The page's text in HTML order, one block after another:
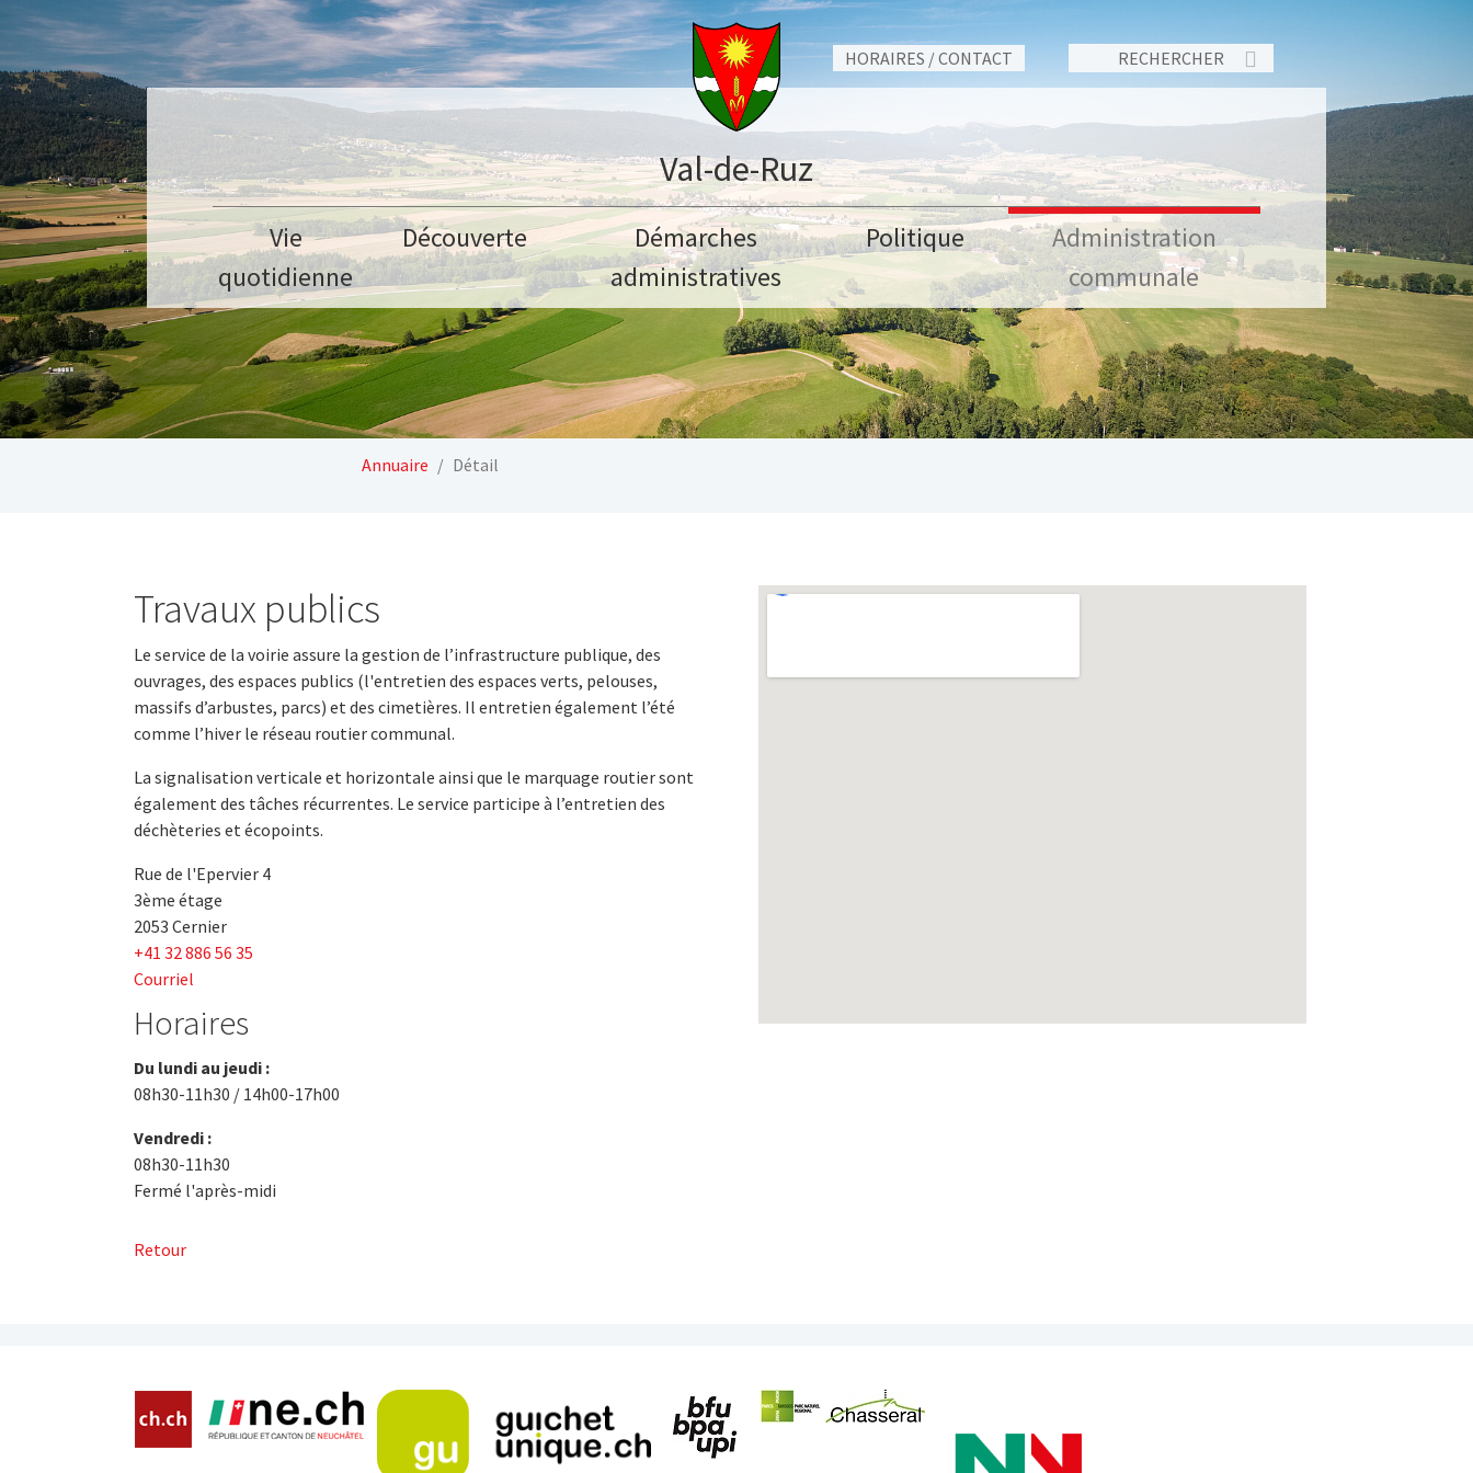
Aller au contenu principal
HORAIRES / CONTACT
Val-de-Ruz
Vie
quotidienne
Découverte
Démarches
administratives
Politique
Administration
communale
Annuaire Détail
Travaux publics
Le service de la voirie assure la gestion de l’infrastructure publique, des
ouvrages, des espaces publics (l'entretien des espaces verts, pelouses,
massifs d’arbustes, parcs) et des cimetières. Il entretien également l’été
comme l’hiver le réseau routier communal.
La signalisation verticale et horizontale ainsi que le marquage routier sont
également des tâches récurrentes. Le service participe à l’entretien des
déchèteries et écopoints.
Rue de l'Epervier 4
3ème étage
2053 Cernier
+41 32 886 56 35
Courriel
Horaires
Du lundi au jeudi :
08h30-11h30 / 14h00-17h00
Vendredi :
08h30-11h30
Fermé l'après-midi
Retour